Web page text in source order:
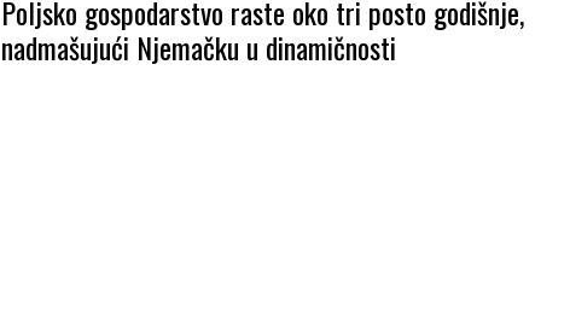
Poljsko gospodarstvo raste oko tri posto godišnje,
nadmašujući Njemačku u dinamičnosti